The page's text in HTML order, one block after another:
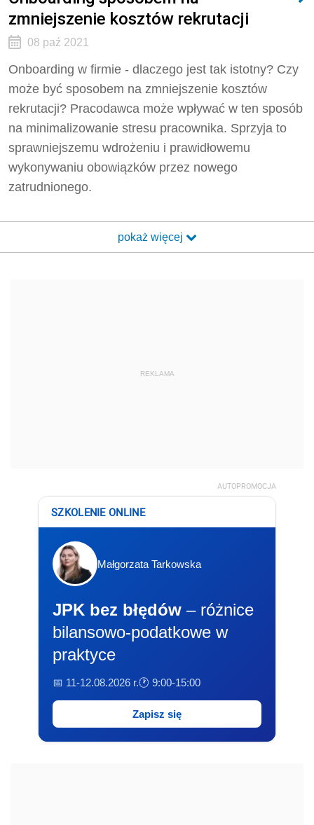
zmniejszenie kosztów rekrutacji
08 paź 2021
Onboarding w firmie - dlaczego jest tak istotny? Czy
może być sposobem na zmniejszenie kosztów
rekrutacji? Pracodawca może wpływać w ten sposób
na minimalizowanie stresu pracownika. Sprzyja to
sprawniejszemu wdrożeniu i prawidłowemu
wykonywaniu obowiązków przez nowego
zatrudnionego.
pokaż więcej
REKLAMA
AUTOPROMOCJA
SZKOLENIE ONLINE
Małgorzata Tarkowska
JPK bez błędów – różnice
bilansowo-podatkowe w
praktyce
📅 11-12.08.2026 r.🕐 9:00-15:00
Zapisz się